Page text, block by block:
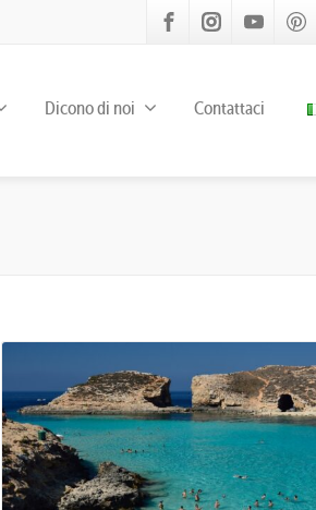
Dicono di noi Contattaci